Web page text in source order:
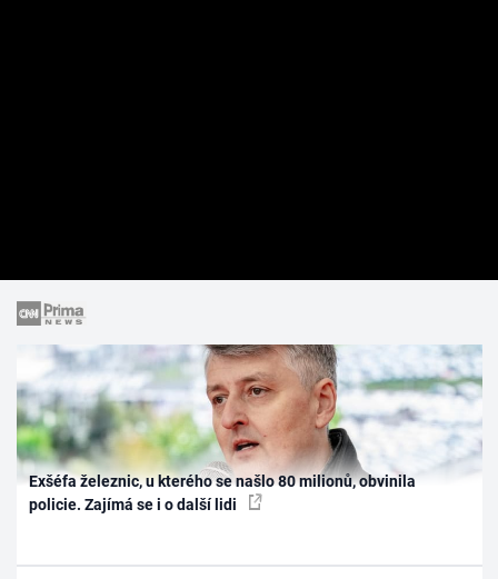
Exšéfa železnic, u kterého se našlo 80 milionů, obvinila
policie. Zajímá se i o další lidi